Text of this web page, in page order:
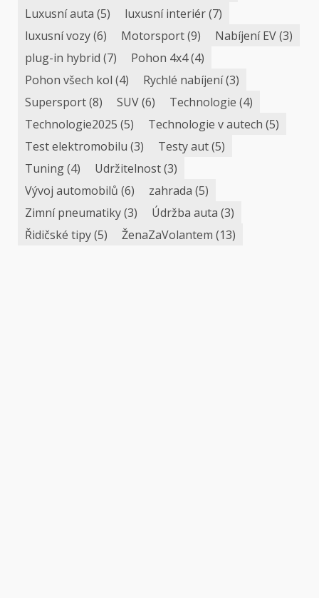
Luxusní auta (5) luxusní interiér(7)
luxusní vozy(6) Motorsport(9) Nabíjení EV(3)
plug-in hybrid (7) Pohon 4x4(4)
Pohon všech kol (4) Rychlé nabíjení(3)
Supersport(8) SUV(6) Technologie (4)
Technologie2025 (5) Technologie v autech (5)
Test elektromobilu (3) Testy aut(5)
Tuning(4) Udržitelnost(3)
Vývoj automobilů (6) zahrada (5)
Zimní pneumatiky(3) Údržba auta (3)
Řidičské tipy(5) ŽenaZaVolantem (13)